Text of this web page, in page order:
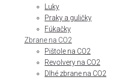
Luky
Praky a guličky
Fúkačky
Zbrane na CO2
Pištole na CO2
Revolvery na CO2
Dlhé zbrane na CO2